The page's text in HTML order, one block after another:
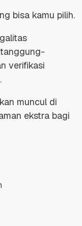
bisa kamu pilih.
verifikasi
muncul di
ekstra bagi